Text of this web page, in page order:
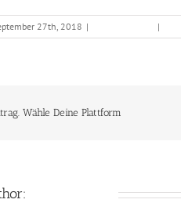
27th, 2018 | |
Wähle Deine Plattform